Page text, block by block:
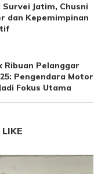
Jatim, Chusni
dan Kepemimpinan
Pelanggar
Pengendara Motor
Fokus Utama